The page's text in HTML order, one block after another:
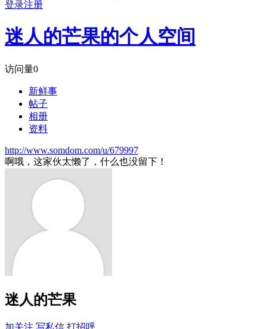
登录注册
迷人的芒果的个人空间
访问量0
新鲜事
帖子
相册
资料
http://www.somdom.com/u/679997
啊哦，这家伙太懒了，什么也没留下！
迷人的芒果
加关注 写私信 打招呼